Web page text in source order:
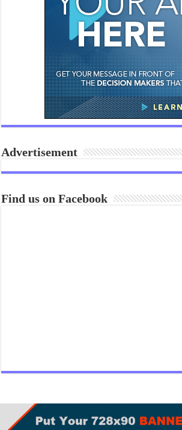
Advertisement
Find us on Facebook